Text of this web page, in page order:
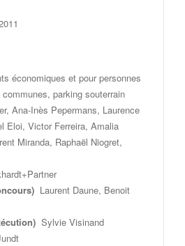
économiques et pour personnes
parking souterrain
Ana-Inès Pepermans, Laurence
Eloi, Victor Ferreira, Amalia
Miranda, Raphaël Niogret,
Laurent Daune, Benoit
Sylvie Visinand